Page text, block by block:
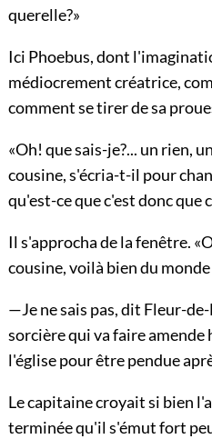
querelle?»
Ici Phoebus, dont
médiocrement créatrice,
comment se tirer de sa
«Oh! que sais-je?... un rien,
cousine, s'écria-t-il pour
qu'est-ce que c'est donc que
Il s'approcha de la fenêtre.
cousine, voilà bien du
—Je ne sais pas, dit Fleur-
sorcière qui va faire
l'église pour être pendue
Le capitaine croyait si bien
terminée qu'il s'émut fort